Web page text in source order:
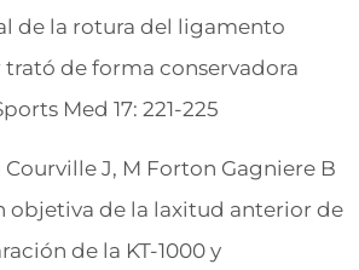
de la rotura del ligamento
de forma conservadora
Med 17: 221-225
J, M Forton Gagniere B
objetiva de la laxitud anterior de
de la KT-1000 y